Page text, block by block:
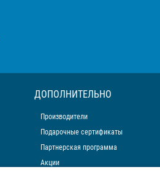
ДОПОЛНИТЕЛЬНО
Производители
Подарочные сертификаты
Партнерская программа
Акции